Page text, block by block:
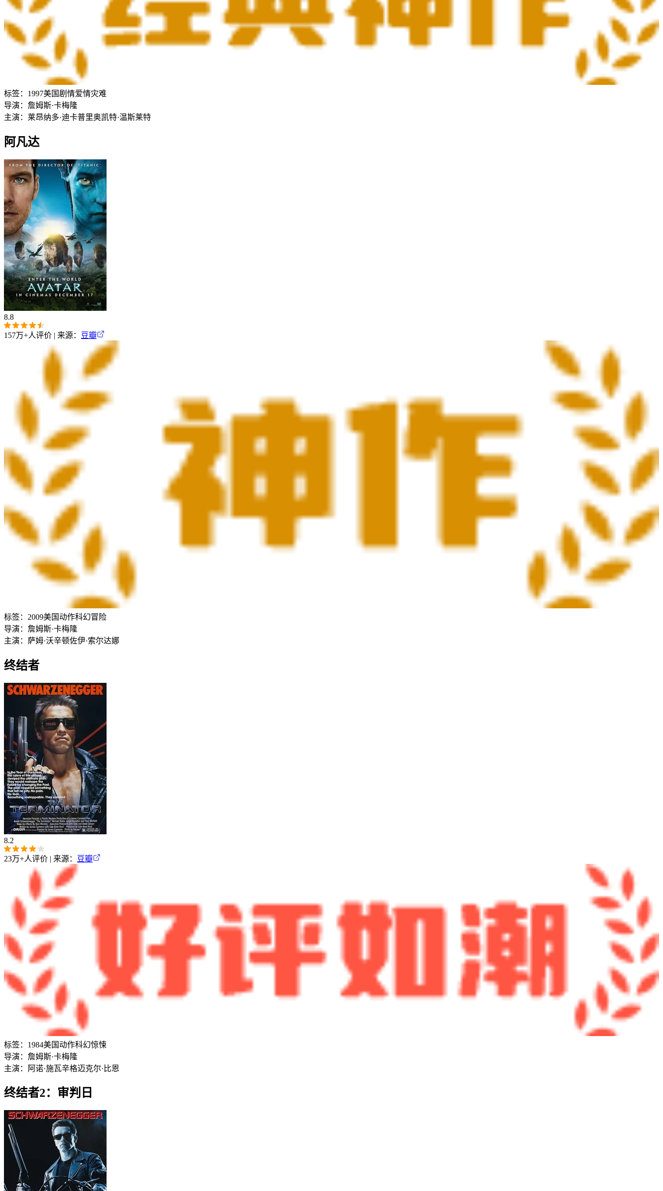
标签： 1997美国剧情爱情灾难
导演： 詹姆斯·卡梅隆
主演： 莱昂纳多·迪卡普里奥凯特·温斯莱特
阿凡达
8.8
157万+人评价 | 来源： 豆瓣
标签： 2009美国动作科幻冒险
导演： 詹姆斯·卡梅隆
主演： 萨姆·沃辛顿佐伊·索尔达娜
终结者
8.2
23万+人评价 | 来源： 豆瓣
标签： 1984美国动作科幻惊悚
导演： 詹姆斯·卡梅隆
主演：
阿诺·施瓦辛格迈克尔·比恩
终结者2：审判日